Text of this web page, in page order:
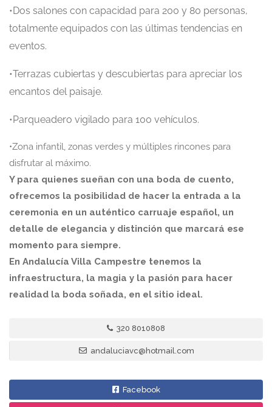
•Dos salones con capacidad para 200 y 80 personas,
totalmente equipados con las últimas tendencias en
eventos.
•Terrazas cubiertas y descubiertas para apreciar los
encantos del paisaje.
•Parqueadero vigilado para 100 vehículos.
•Zona infantil, zonas verdes y múltiples rincones para
disfrutar al máximo.
Y para quienes sueñan con una boda de cuento,
ofrecemos la posibilidad de hacer la entrada a la
ceremonia en un auténtico carruaje español, un
detalle de elegancia y distinción que marcará ese
momento para siempre.
En Andalucía Villa Campestre tenemos la
infraestructura, la magia y la pasión para hacer
realidad la boda soñada, en el sitio ideal.
320 8010808
andaluciavc@hotmail.com
Facebook